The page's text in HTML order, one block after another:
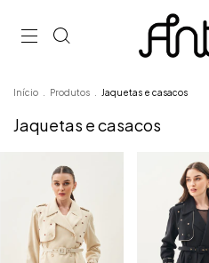
Início Produtos Jaquetas e casacos
Jaquetas e casacos